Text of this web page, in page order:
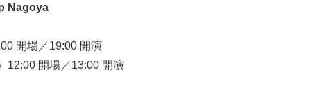
Nagoya
開場／19:00 開演
12:00 開場／13:00 開演